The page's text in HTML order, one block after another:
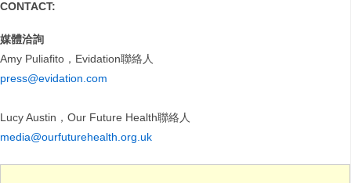
CONTACT:
媒體洽詢
Amy Puliafito，Evidation聯絡人
press@evidation.com
Lucy Austin，Our Future Health聯絡人
media@ourfuturehealth.org.uk